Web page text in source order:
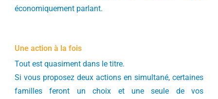
économiquement parlant.
Une action à la fois
Tout est quasiment dans le titre.
Si vous proposez deux actions en simultané, certaines
familles feront un choix et une seule de vos